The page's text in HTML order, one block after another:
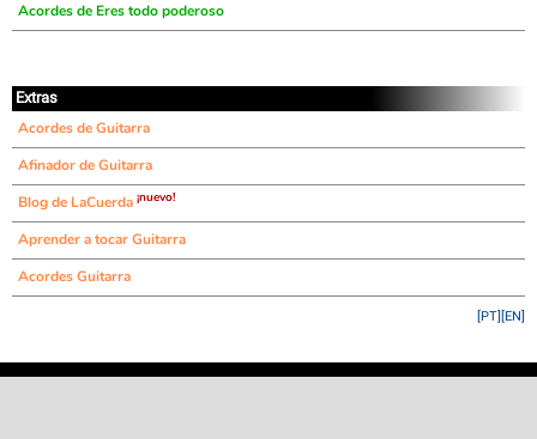
Acordes de Eres todo poderoso
Extras
Acordes de Guitarra
Afinador de Guitarra
Blog de LaCuerda ¡nuevo!
Aprender a tocar Guitarra
Acordes Guitarra
[EN]
[PT]